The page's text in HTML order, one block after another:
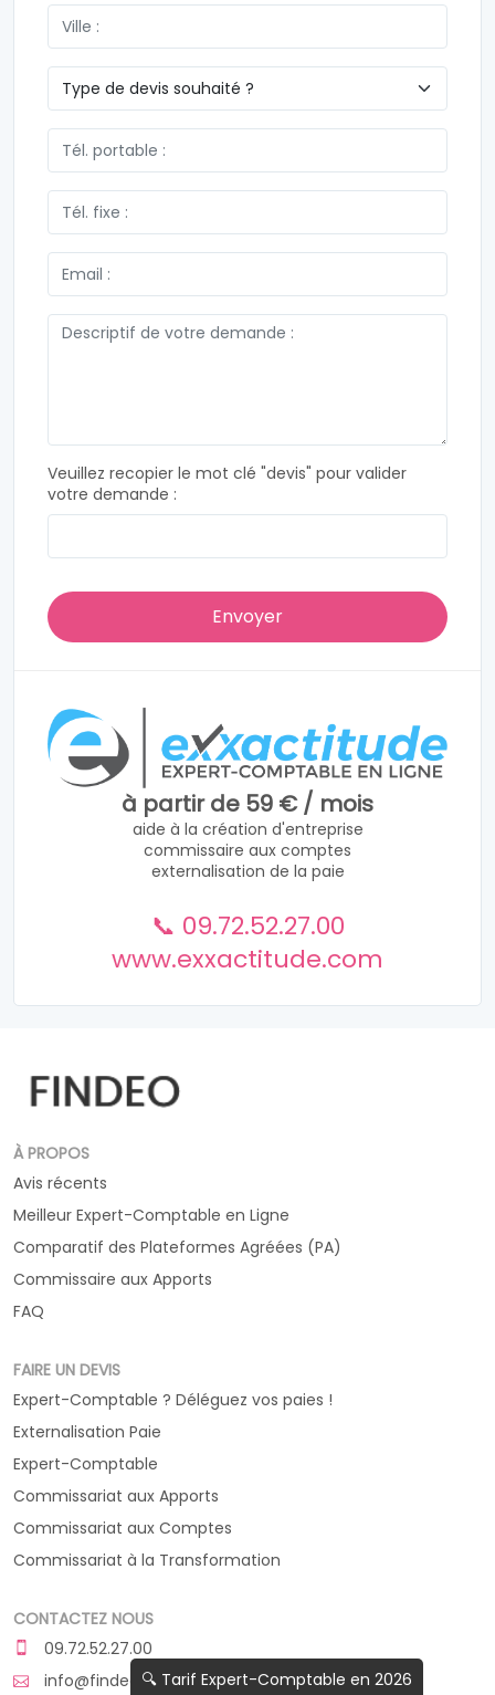
Veuillez recopier le mot clé "devis" pour valider
votre demande :
à partir de 59 € / mois
aide à la création d'entreprise
commissaire aux comptes
externalisation de la paie
📞 09.72.52.27.00
www.exxactitude.com
À PROPOS
Avis récents
Meilleur Expert-Comptable en Ligne
Comparatif des Plateformes Agréées (PA)
Commissaire aux Apports
FAQ
FAIRE UN DEVIS
Expert-Comptable ? Déléguez vos paies !
Externalisation Paie
Expert-Comptable
Commissariat aux Apports
Commissariat aux Comptes
Commissariat à la Transformation
CONTACTEZ NOUS
09.72.52.27.00
info@findeo.fr🔍 Tarif Expert-Comptable en 2026